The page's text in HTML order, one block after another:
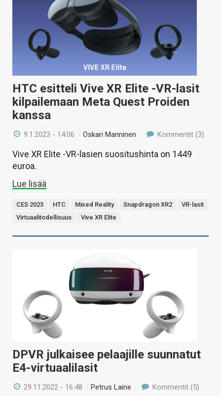
HTC esitteli Vive XR Elite -VR-lasit
kilpailemaan Meta Quest Proiden
kanssa
9.1.2023 - 14:06 /Oskari Manninen Kommentit (3)
Vive XR Elite -VR-lasien suositushinta on 1449
euroa.
Lue lisää
CES 2023 HTC Mixed Reality Snapdragon XR2
VR-lasit
Virtuaalitodellisuus
Vive XR Elite
DPVR julkaisee pelaajille suunnatut
E4-virtuaalilasit
29.11.2022 - 16:48 / Petrus Laine Kommentit (5)